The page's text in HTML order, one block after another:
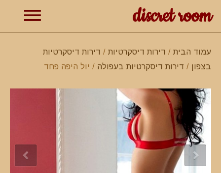
discret room
עמוד הבית / דירות דיסקרטיות / דירות דיסקרטיות
בצפון / דירות דיסקרטיות בעפולה / יול היפה פחד